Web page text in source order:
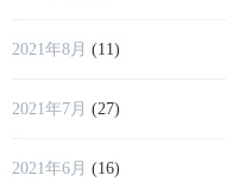
2021年8月 (11)
2021年7月 (27)
2021年6月 (16)